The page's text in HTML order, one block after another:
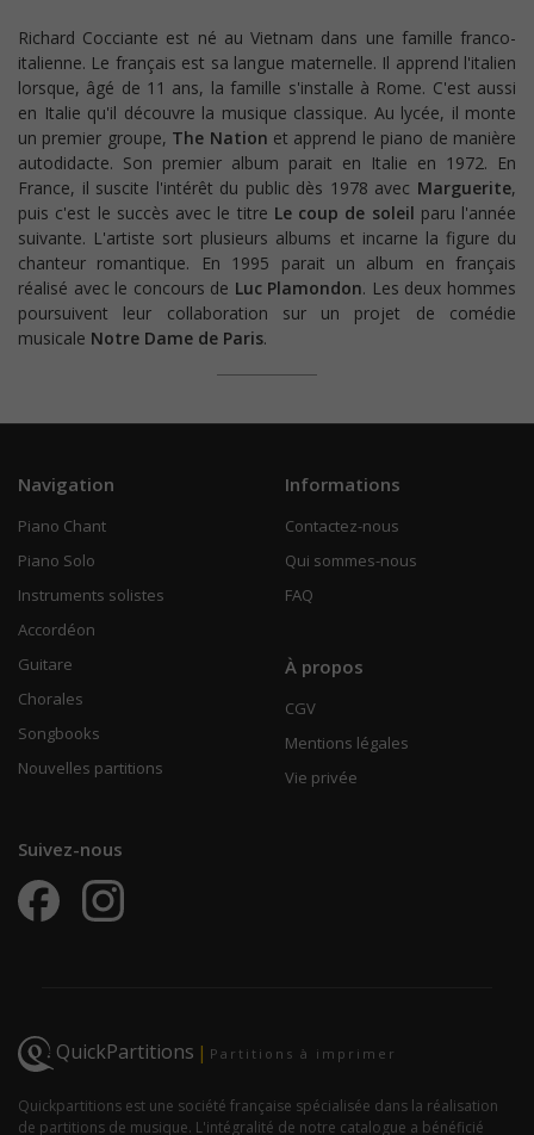
Richard Cocciante est né au Vietnam dans une famille franco-
italienne. Le français est sa langue maternelle. Il apprend l'italien
lorsque, âgé de 11 ans, la famille s'installe à Rome. C'est aussi
en Italie qu'il découvre la musique classique. Au lycée, il monte
un premier groupe, The Nation et apprend le piano de manière
autodidacte. Son premier album parait en Italie en 1972. En
France, il suscite l'intérêt du public dès 1978 avec Marguerite,
puis c'est le succès avec le titre Le coup de soleil paru l'année
suivante. L'artiste sort plusieurs albums et incarne la figure du
chanteur romantique. En 1995 parait un album en français
réalisé avec le concours de Luc Plamondon. Les deux hommes
poursuivent leur collaboration sur un projet de comédie
musicale Notre Dame de Paris.
Navigation
Piano Chant
Piano Solo
Instruments solistes
Accordéon
Guitare
Chorales
Songbooks
Nouvelles partitions
Informations
Contactez-nous
Qui sommes-nous
FAQ
À propos
CGV
Mentions légales
Vie privée
Suivez-nous
QuickPartitions | Partitions à imprimer
Quickpartitions est une société française spécialisée dans la réalisation
de partitions de musique. L'intégralité de notre catalogue a bénéficié